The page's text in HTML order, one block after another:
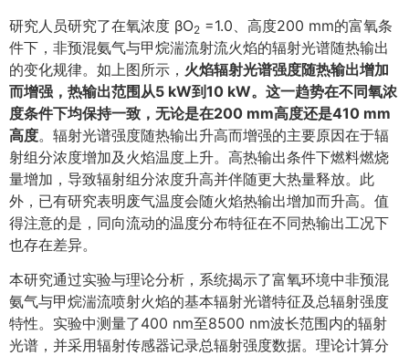
研究人员研究了在氧浓度 βO2 =1.0、高度200 mm的富氧条
件下，非预混氨气与甲烷湍流射流火焰的辐射光谱随热输出
的变化规律。如上图所示， 火焰辐射光谱强度随热输出增加
而增强，热输出范围从5 kW到10 kW。这一趋势在不同氧浓
度条件下均保持一致，无论是在200 mm高度还是410 mm
高度。辐射光谱强度随热输出升高而增强的主要原因在于辐
射组分浓度增加及火焰温度上升。高热输出条件下燃料燃烧
量增加，导致辐射组分浓度升高并伴随更大热量释放。此
外，已有研究表明废气温度会随火焰热输出增加而升高。值
得注意的是，同向流动的温度分布特征在不同热输出工况下
也存在差异。
本研究通过实验与理论分析，系统揭示了富氧环境中非预混
氨气与甲烷湍流喷射火焰的基本辐射光谱特征及总辐射强度
特性。实验中测量了400 nm至8500 nm波长范围内的辐射
光谱，并采用辐射传感器记录总辐射强度数据。理论计算分